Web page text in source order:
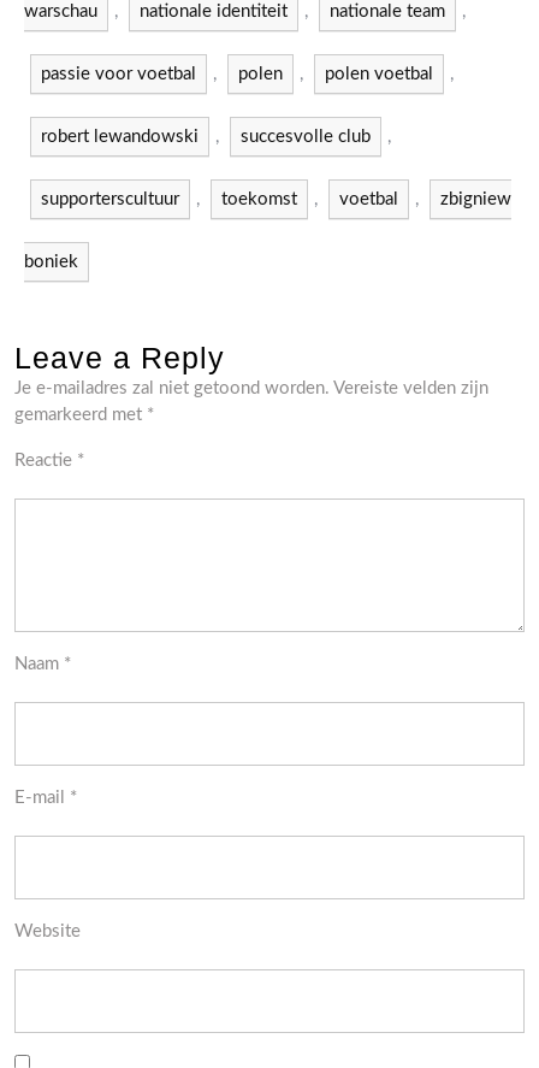
warschau , nationale identiteit , nationale team ,
passie voor voetbal , polen , polen voetbal ,
robert lewandowski , succesvolle club ,
supporterscultuur , toekomst , voetbal , zbigniew
boniek
Leave a Reply
Je e-mailadres zal niet getoond worden. Vereiste velden zijn
gemarkeerd met *
Reactie *
Naam *
E-mail *
Website